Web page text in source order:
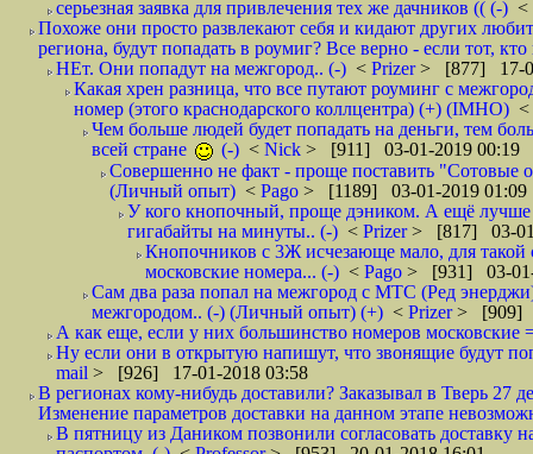
серьезная заявка для привлечения тех же дачников (( (-) <
Похоже они просто развлекают себя и кидают других
региона, будут попадать в роумиг? Все верно - если тот,
НЕт. Они попадут на межгород.. (-) < Prizer> [877] 17-
Какая хрен разница, что все путают роуминг с
номер (этого краснодарского коллцентра) (+) (IMHO) <
Чем больше людей будет попадать на деньги, тем
всей стране
(-) < Nick > [911] 03-01-2019 00:19
Совершенно не факт - проще поставить "Сотовые
(Личный опыт) < Pago > [1189] 03-01-2019 01:09
У кого кнопочный, проще дэником. А ещё лучше
гигабайты на минуты.. (-) < Prizer> [817] 03-
Кнопочников с 3Ж исчезающе мало, для такой
московские номера... (-) < Pago > [931] 03-01-
Сам два раза попал на межгород с МТС (Ред
межгородом.. (-) (Личный опыт) (+) < Prizer> [909]
А как еще, если у них большинство номеров московские
Ну если они в открытую напишут, что звонящие будут
mail > [926] 17-01-2018 03:58
В регионах кому-нибудь доставили? Заказывал в Тверь 27
Изменение параметров доставки на данном этапе
В пятницу из Даником позвонили согласовать доставку